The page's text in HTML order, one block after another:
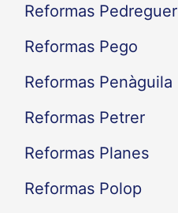
Reformas Pedreguer
Reformas Pego
Reformas Penàguila
Reformas Petrer
Reformas Planes
Reformas Polop